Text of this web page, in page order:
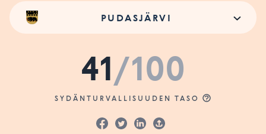
PUDASJÄRVI
41/100
SYDÄNTURVALLISUUDEN TASO